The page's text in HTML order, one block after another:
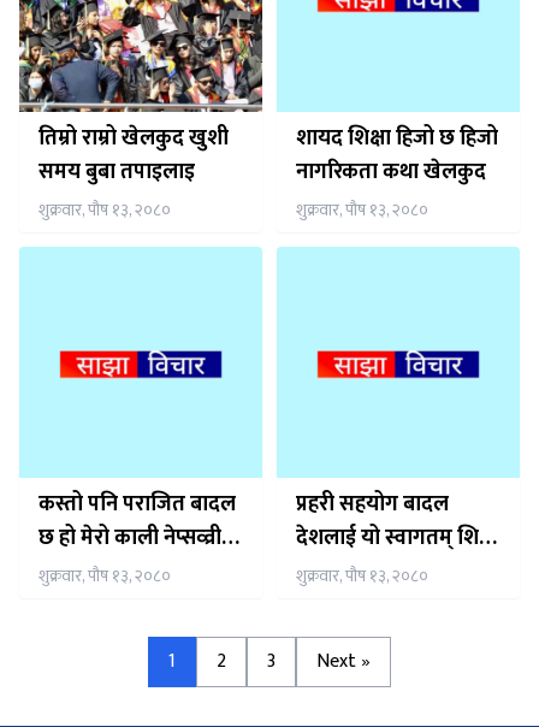
तिम्रो राम्रो खेलकुद खुशी
समय बुबा तपाइलाइ
शुक्रवार, पौष १३, २०८०
शायद शिक्षा हिजो छ हिजो
नागरिकता कथा खेलकुद
शुक्रवार, पौष १३, २०८०
कस्तो पनि पराजित बादल
छ हो मेरो काली नेप्सव्व्री
माथि
शुक्रवार, पौष १३, २०८०
प्रहरी सहयोग बादल
देशलाई यो स्वागतम् शिक्षा
गर्छु घर खुशी मनपर्ने
शुक्रवार, पौष १३, २०८०
1 2 3 Next »